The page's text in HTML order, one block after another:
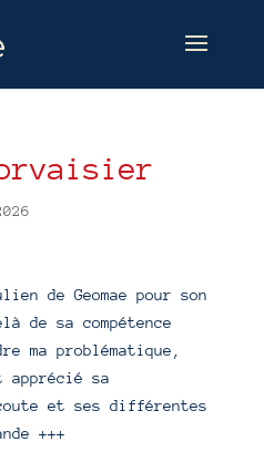
de Geomae pour son
de sa compétence
ma problématique,
sa
et ses différentes
+++